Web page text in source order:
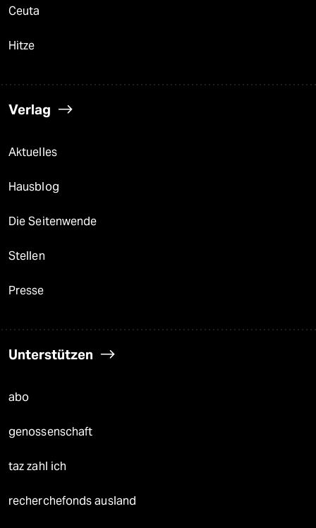
Ceuta
Hitze
Verlag
Aktuelles
Hausblog
Die Seitenwende
Stellen
Presse
Unterstützen
abo
genossenschaft
taz zahl ich
recherchefonds ausland